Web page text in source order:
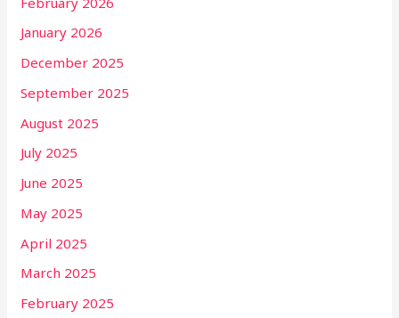
January 2026
December 2025
September 2025
August 2025
July 2025
June 2025
May 2025
April 2025
March 2025
February 2025